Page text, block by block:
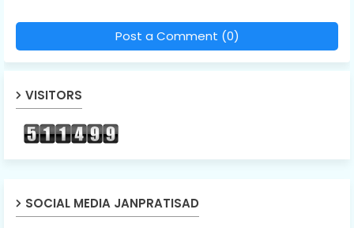
Post a Comment (0)
VISITORS
SOCIAL MEDIA JANPRATISAD